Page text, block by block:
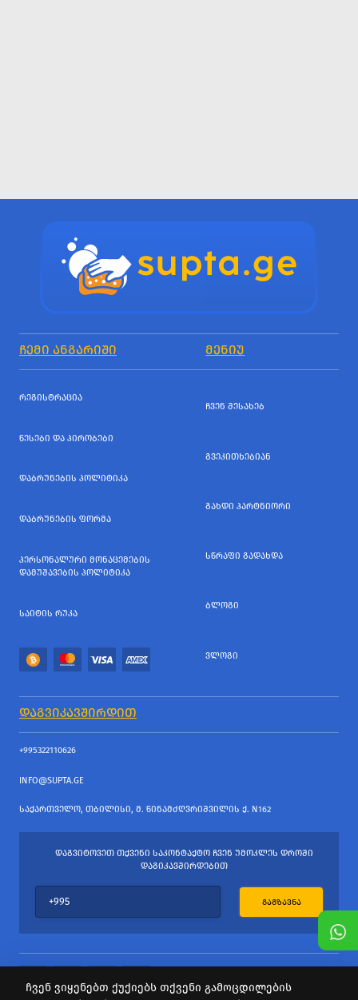
ᲩᲔᲛᲘ ᲐᲜᲒᲐᲠᲘᲨᲘ ᲛᲔᲜᲘᲣ
ᲠᲔᲒᲘᲡᲢᲠᲐᲪᲘᲐ
ᲬᲔᲡᲔᲑᲘ ᲓᲐ ᲞᲘᲠᲝᲑᲔᲑᲘ
ᲓᲐᲑᲠᲣᲜᲔᲑᲘᲡ ᲞᲝᲚᲘᲢᲘᲙᲐ
ᲓᲐᲑᲠᲣᲜᲔᲑᲘᲡ ᲤᲝᲠᲛᲐ
ᲞᲔᲠᲡᲝᲜᲐᲚᲣᲠᲘ ᲛᲝᲜᲐᲪᲔᲛᲔᲑᲘᲡ
ᲓᲐᲛᲣᲨᲐᲕᲔᲑᲘᲡ ᲞᲝᲚᲘᲢᲘᲙᲐ
ᲡᲐᲘᲢᲘᲡ ᲠᲣᲙᲐ
ᲩᲕᲔᲜ ᲨᲔᲡᲐᲮᲔᲑ
ᲒᲕᲔᲙᲘᲗᲮᲔᲑᲘᲐᲜ
ᲒᲐᲮᲓᲘ ᲞᲐᲠᲢᲜᲘᲝᲠᲘ
ᲡᲬᲠᲐᲤᲘ ᲒᲐᲓᲐᲮᲓᲐ
ᲑᲚᲝᲒᲘ
ᲕᲚᲝᲒᲘ
ᲓᲐᲒᲕᲘᲙᲐᲕᲨᲘᲠᲓᲘᲗ
+995322110626
INFO@SUPTA.GE
ᲡᲐᲥᲐᲠᲗᲕᲔᲚᲝ, ᲗᲑᲘᲚᲘᲡᲘ, Მ. ᲬᲘᲜᲐᲛᲫᲦᲕᲠᲘᲨᲕᲘᲚᲘᲡ Ქ. N162
ᲓᲐᲒᲕᲘᲢᲝᲕᲔᲗ ᲗᲥᲕᲔᲜᲘ ᲡᲐᲙᲝᲜᲢᲐᲥᲢᲝ ᲩᲕᲔᲜ ᲣᲛᲝᲙᲚᲔᲡ ᲓᲠᲝᲨᲘ
ᲓᲐᲒᲘᲙᲐᲕᲨᲘᲠᲓᲔᲑᲘᲗ
ᲒᲐᲒᲖᲐᲕᲜᲐ
ჩვენ ვიყენებთ ქუქიებს თქვენი გამოცდილების